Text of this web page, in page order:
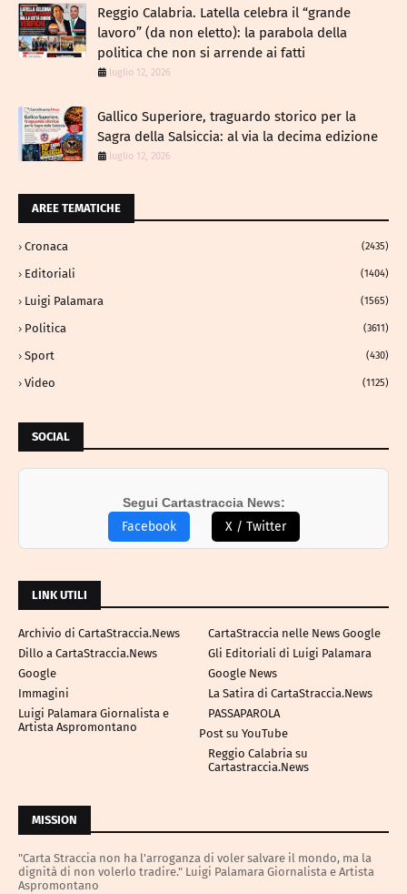
Reggio Calabria. Latella celebra il “grande
lavoro” (da non eletto): la parabola della
politica che non si arrende ai fatti
luglio 12, 2026
Gallico Superiore, traguardo storico per la
Sagra della Salsiccia: al via la decima edizione
luglio 12, 2026
AREE TEMATICHE
Cronaca (2435)
Editoriali (1404)
Luigi Palamara (1565)
Politica (3611)
Sport (430)
Video (1125)
SOCIAL
Segui Cartastraccia News:
Facebook X / Twitter
LINK UTILI
Archivio di CartaStraccia.News
CartaStraccia nelle News Google
Dillo a CartaStraccia.News
Gli Editoriali di Luigi Palamara
Google
Google News
Immagini
La Satira di CartaStraccia.News
Luigi Palamara Giornalista e
Artista Aspromontano
PASSAPAROLA
Post su YouTube
Reggio Calabria su
Cartastraccia.News
MISSION
"Carta Straccia non ha l'arroganza di voler salvare il mondo, ma la
dignità di non volerlo tradire." Luigi Palamara Giornalista e Artista
Aspromontano